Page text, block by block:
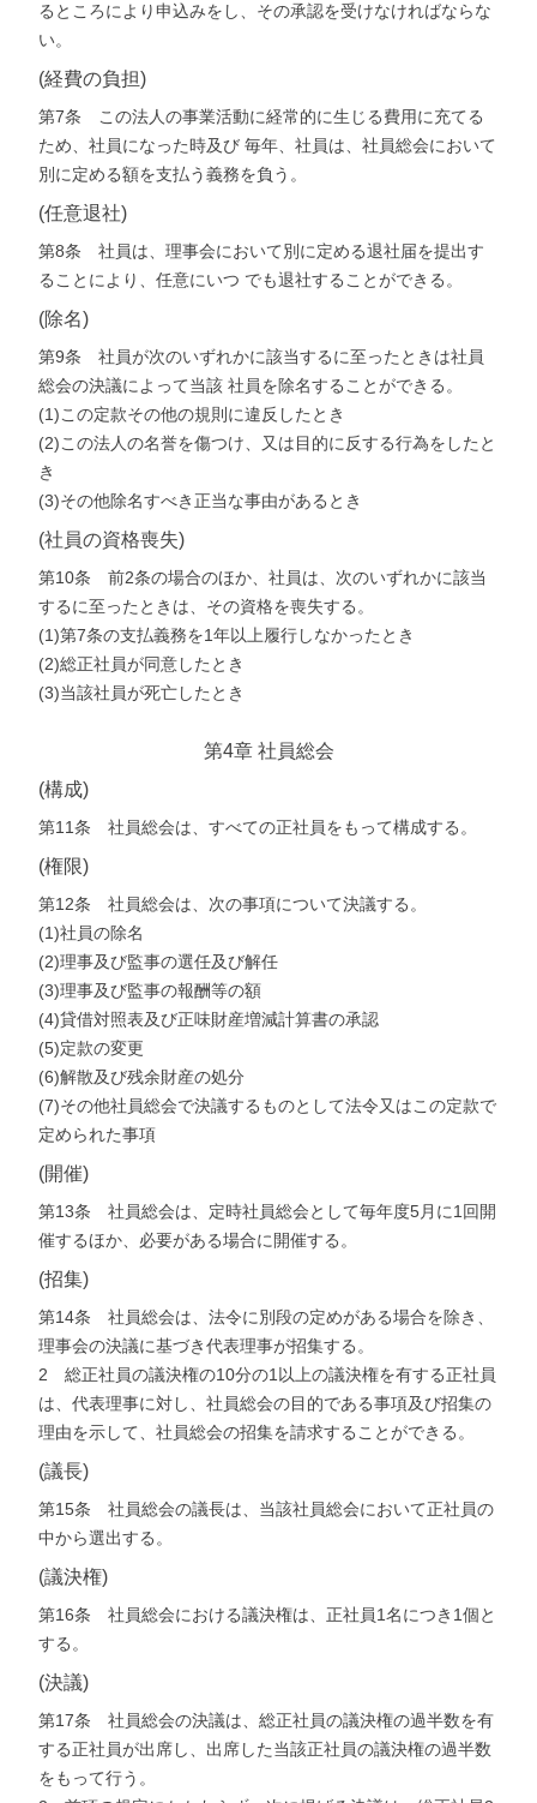
るところにより申込みをし、その承認を受けなければならな
い。
(経費の負担)
第7条 この法人の事業活動に経常的に生じる費用に充てる
ため、社員になった時及び 毎年、社員は、社員総会において
別に定める額を支払う義務を負う。
(任意退社)
第8条 社員は、理事会において別に定める退社届を提出す
ることにより、任意にいつ でも退社することができる。
(除名)
第9条 社員が次のいずれかに該当するに至ったときは社員
総会の決議によって当該 社員を除名することができる。
(1)この定款その他の規則に違反したとき
(2)この法人の名誉を傷つけ、又は目的に反する行為をしたと
き
(3)その他除名すべき正当な事由があるとき
(社員の資格喪失)
第10条 前2条の場合のほか、社員は、次のいずれかに該当
するに至ったときは、その資格を喪失する。
(1)第7条の支払義務を1年以上履行しなかったとき
(2)総正社員が同意したとき
(3)当該社員が死亡したとき
第4章 社員総会
(構成)
第11条 社員総会は、すべての正社員をもって構成する。
(権限)
第12条 社員総会は、次の事項について決議する。
(1)社員の除名
(2)理事及び監事の選任及び解任
(3)理事及び監事の報酬等の額
(4)貸借対照表及び正味財産増減計算書の承認
(5)定款の変更
(6)解散及び残余財産の処分
(7)その他社員総会で決議するものとして法令又はこの定款で
定められた事項
(開催)
第13条 社員総会は、定時社員総会として毎年度5月に1回開
催するほか、必要がある場合に開催する。
(招集)
第14条 社員総会は、法令に別段の定めがある場合を除き、
理事会の決議に基づき代表理事が招集する。
2 総正社員の議決権の10分の1以上の議決権を有する正社員
は、代表理事に対し、社員総会の目的である事項及び招集の
理由を示して、社員総会の招集を請求することができる。
(議長)
第15条 社員総会の議長は、当該社員総会において正社員の
中から選出する。
(議決権)
第16条 社員総会における議決権は、正社員1名につき1個と
する。
(決議)
第17条 社員総会の決議は、総正社員の議決権の過半数を有
する正社員が出席し、出席した当該正社員の議決権の過半数
をもって行う。